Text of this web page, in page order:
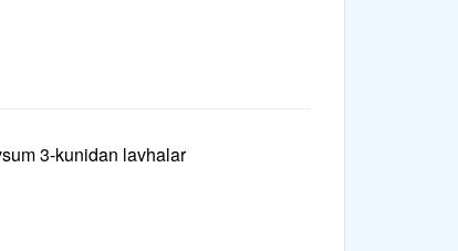
3-kunidan lavhalar